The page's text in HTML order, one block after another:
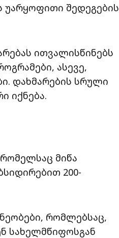
უარყოფითი შედეგების
ითვალისწინებს
ასევე,
დახმარების სრული
იქნება.
მიწა
200-
რომლებსაც,
სახელმწიფოსგან